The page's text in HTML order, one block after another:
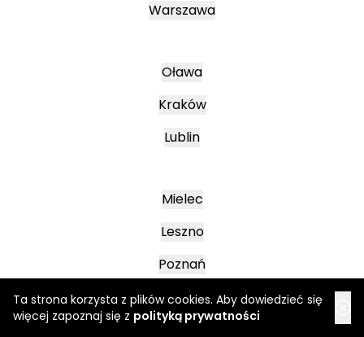
Ta strona korzysta z plików cookies. Aby dowiedzieć się
więcej zapoznaj się z polityką prywatności
Warszawa
Oława
Kraków
Lublin
Mielec
Leszno
Poznań
Katowice